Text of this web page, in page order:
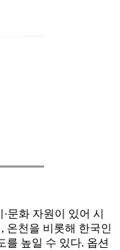
문화 자원이 있어 시
온천을 비롯해 한국인
를 높일 수 있다. 옵션